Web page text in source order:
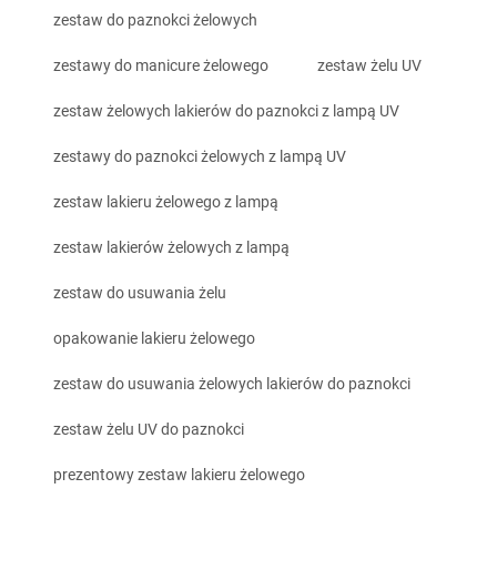
zestaw do paznokci żelowych
zestawy do manicure żelowego zestaw żelu UV
zestaw żelowych lakierów do paznokci z lampą UV
zestawy do paznokci żelowych z lampą UV
zestaw lakieru żelowego z lampą
zestaw lakierów żelowych z lampą
zestaw do usuwania żelu
opakowanie lakieru żelowego
zestaw do usuwania żelowych lakierów do paznokci
zestaw żelu UV do paznokci
prezentowy zestaw lakieru żelowego